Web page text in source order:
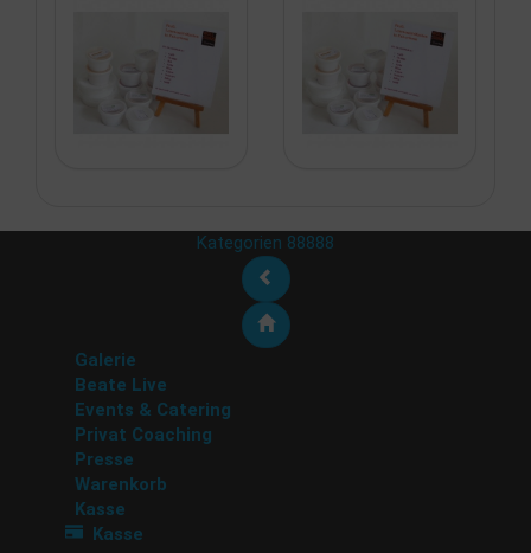
Kategorien 88888
Galerie
Beate Live
Events & Catering
Privat Coaching
Presse
Warenkorb
Kasse
Kasse